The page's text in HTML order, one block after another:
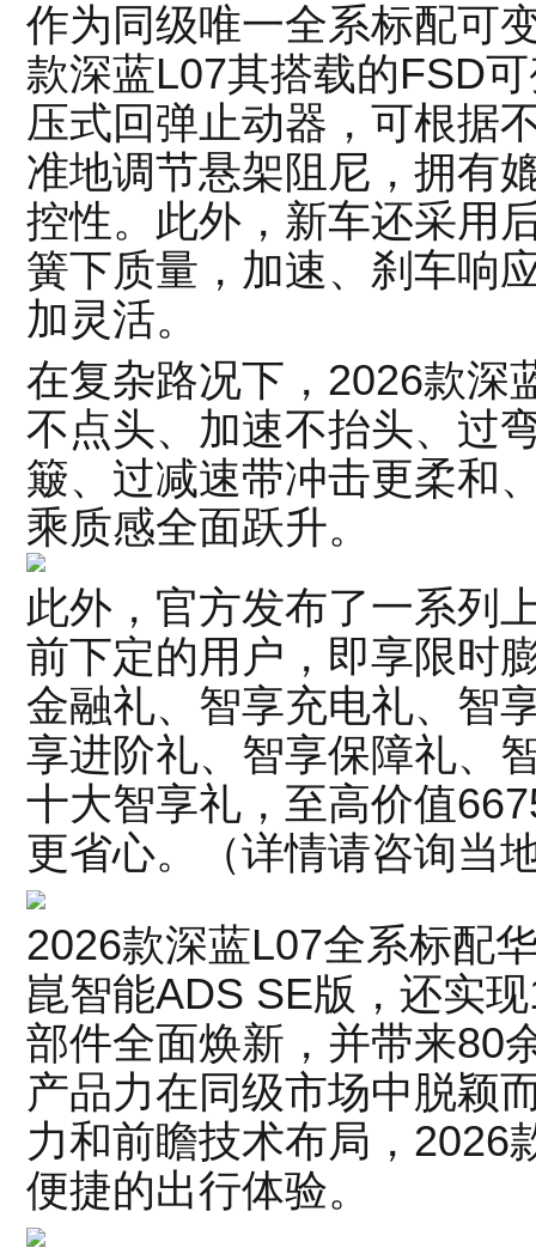
作为同级唯一全系标配可
款深蓝L07其搭载的FSD
压式回弹止动器，可根据
准地调节悬架阻尼，拥有
控性。此外，新车还采用
簧下质量，加速、刹车响
加灵活。
在复杂路况下，2026款深
不点头、加速不抬头、过
簸、过减速带冲击更柔和
乘质感全面跃升。
此外，官方发布了一系列
前下定的用户，即享限时
金融礼、智享充电礼、智
享进阶礼、智享保障礼、
十大智享礼，至高价值
更省心。（详情请咨询当
2026款深蓝L07全系标配
崑智能ADS SE版，还实
部件全面焕新，并带来80
产品力在同级市场中脱颖
力和前瞻技术布局，2026
便捷的出行体验。